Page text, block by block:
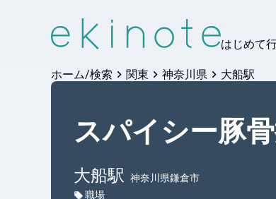
はじめて
ホーム/検索 関東 神奈川県 大船駅
スパイシー豚
大船駅
神奈川県鎌倉市
職場